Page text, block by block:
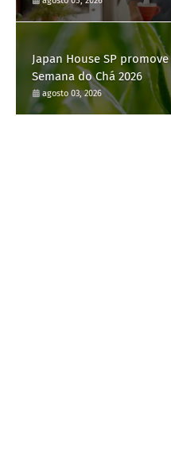
Japan House SP
Semana do Chá 2026
agosto 03, 2026